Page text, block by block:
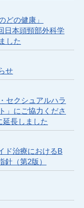
どの健康」
日本頭頸部外科学
した
せ
セクシュアルハラ
」にご協力くださ
長しました
ド治療におけるB
（第2版）